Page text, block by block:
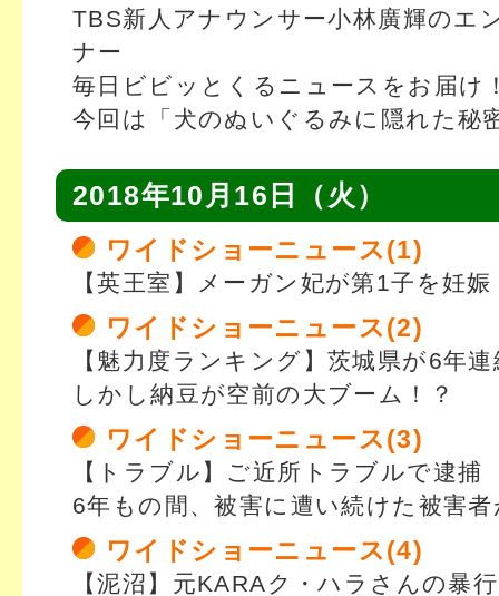
TBS新人アナウンサー小林廣輝のエ
ナー
毎日ビビッとくるニュースをお届け
今回は「犬のぬいぐるみに隠れた秘
2018年10月16日（火）
ワイドショーニュース(1)
【英王室】メーガン妃が第1子を妊娠
ワイドショーニュース(2)
【魅力度ランキング】茨城県が6年
しかし納豆が空前の大ブーム！？
ワイドショーニュース(3)
【トラブル】ご近所トラブルで逮捕
6年もの間、被害に遭い続けた被害
ワイドショーニュース(4)
【泥沼】元KARAク・ハラさんの暴